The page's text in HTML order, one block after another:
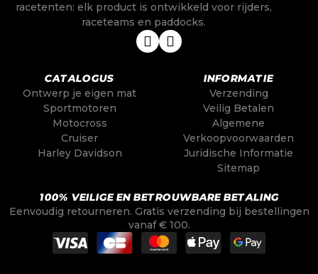
racetenten: elk product is ontwikkeld voor rijders,
raceteams en paddocks.
CATALOGUS
Ontwerp je eigen mat
Sportmotoren
Motocross
Cruiser
Harley Davidson
INFORMATIE
Verzending
Veilig Betalen
Algemene
Verkoopvoorwaarden
Juridische Informatie
Sitemap
100% VEILIGE EN BETROUWBARE BETALING
Eenvoudig retourneren. Gratis verzending bij bestellingen
vanaf € 100.